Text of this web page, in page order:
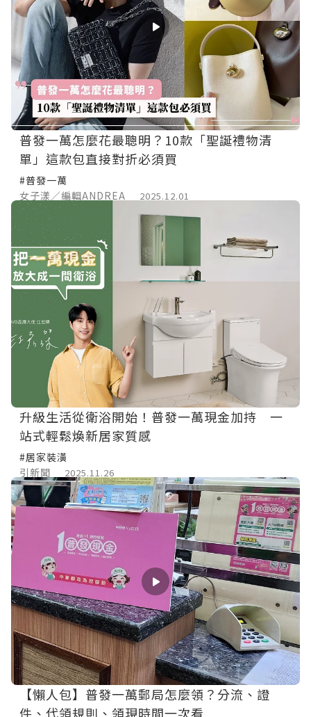
普發一萬怎麼花最聰明？10款「聖誕禮物清
單」這款包直接對折必須買
#普發一萬
女子漾／編輯ANDREA
2025.12.01
升級生活從衛浴開始！普發一萬現金加持 一
站式輕鬆煥新居家質感
#居家裝潢
引新聞
2025.11.26
【懶人包】普發一萬郵局怎麼領？分流、證
件、代領規則、領現時間一次看